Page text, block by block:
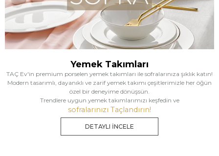
Yemek Takımları
TAÇ Ev'in premium porselen yemek takımları ile sofralarınıza şıklık katın!
Modern tasarımlı, dayanıklı ve zarif yemek takımı çeşitlerimizle her öğün
özel bir deneyime dönüşsün.
Trendlere uygun yemek takımlarımızı keşfedin ve
sofralarınızı Taçlandırın!
DETAYLI İNCELE